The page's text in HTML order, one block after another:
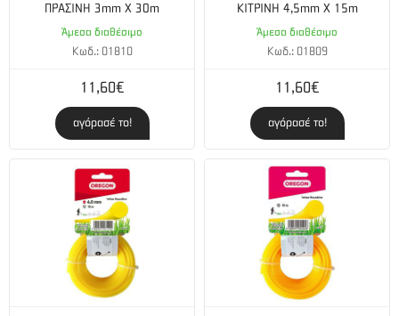
ΠΡΑΣΙΝΗ 3mm X 30m
Άμεσα διαθέσιμο
Κωδ.: 01810
11,60€
αγόρασέ το!
ΚΙΤΡΙΝΗ 4,5mm X 15m
Άμεσα διαθέσιμο
Κωδ.: 01809
11,60€
αγόρασέ το!